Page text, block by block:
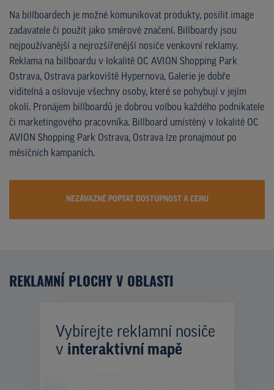
Na billboardech je možné komunikovat produkty, posílit image
zadavatele či použít jako směrové značení. Billboardy jsou
nejpoužívanější a nejrozšířenější nosiče venkovní reklamy.
Reklama na billboardu v lokalitě OC AVION Shopping Park
Ostrava, Ostrava parkoviště Hypernova, Galerie je dobře
viditelná a oslovuje všechny osoby, které se pohybují v jejím
okolí. Pronájem billboardů je dobrou volbou každého podnikatele
či marketingového pracovníka. Billboard umístěný v lokalitě OC
AVION Shopping Park Ostrava, Ostrava lze pronajmout po
měsíčních kampaních.
NEZÁVAZNĚ POPTAT DOSTUPNOST A CENU
REKLAMNÍ PLOCHY V OBLASTI
Vybírejte reklamní nosiče
v interaktivní mapě